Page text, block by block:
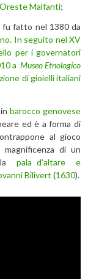
Oreste Malfanti;
fu fatto nel 1380 da
In seguito nel XV
per i governatori
a Museo Etnologico
di gioielli italiani
inbarocco genovese
ed è a forma di
al gioco
di un
lapala d’altare e
Bilivert (1630).